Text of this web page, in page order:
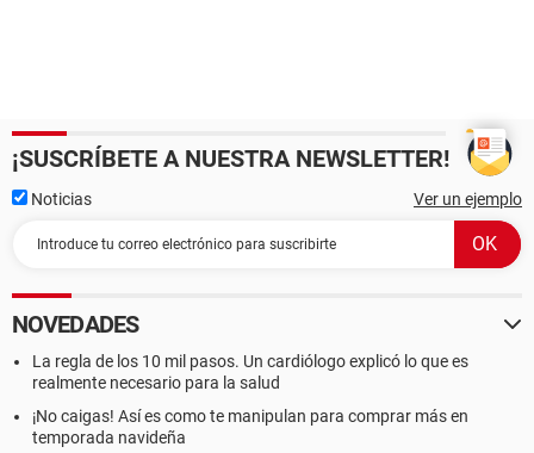
¡SUSCRÍBETE A NUESTRA NEWSLETTER!
Noticias Ver un ejemplo
NOVEDADES
La regla de los 10 mil pasos. Un cardiólogo explicó lo que es
realmente necesario para la salud
¡No caigas! Así es como te manipulan para comprar más en
temporada navideña